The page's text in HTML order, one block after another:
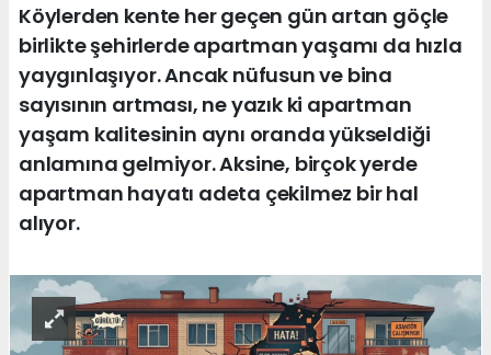
Köylerden kente her geçen gün artan göçle
birlikte şehirlerde apartman yaşamı da hızla
yaygınlaşıyor. Ancak nüfusun ve bina
sayısının artması, ne yazık ki apartman
yaşam kalitesinin aynı oranda yükseldiği
anlamına gelmiyor. Aksine, birçok yerde
apartman hayatı adeta çekilmez bir hal
alıyor.